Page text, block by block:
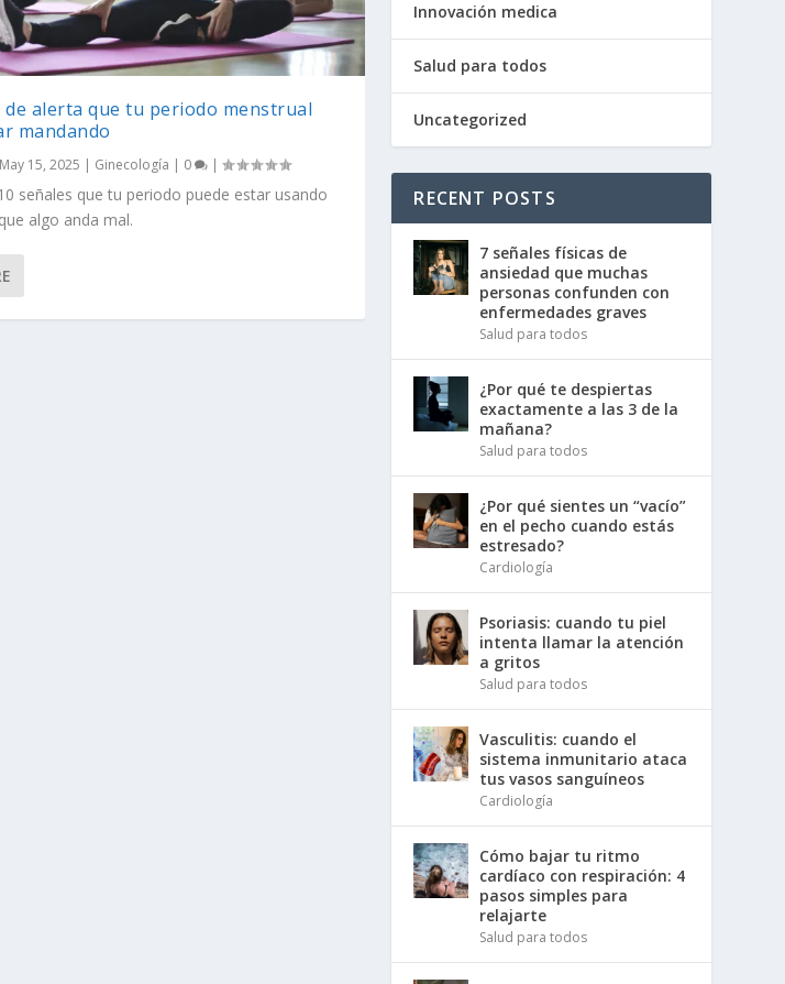
de alerta que tu periodo menstrual
mandando
May 15, 2025 Ginecología 0 |
señales que tu periodo puede estar usando
algo anda mal.
Innovación medica
Salud para todos
Uncategorized
RECENT POSTS
7 señales físicas de
ansiedad que muchas
personas confunden con
enfermedades graves
Salud para todos
¿Por qué te despiertas
exactamente a las 3 de la
mañana?
Salud para todos
¿Por qué sientes un “vacío”
en el pecho cuando estás
estresado?
Cardiología
Psoriasis: cuando tu piel
intenta llamar la atención
a gritos
Salud para todos
Vasculitis: cuando el
sistema inmunitario ataca
tus vasos sanguíneos
Cardiología
Cómo bajar tu ritmo
cardíaco con respiración: 4
pasos simples para
relajarte
Salud para todos